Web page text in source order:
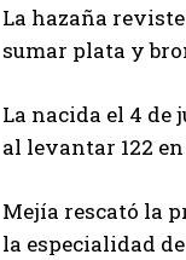
La hazaña
sumar plata y
La nacida el 4 de
al levantar 122
Mejía rescató la
la especialidad